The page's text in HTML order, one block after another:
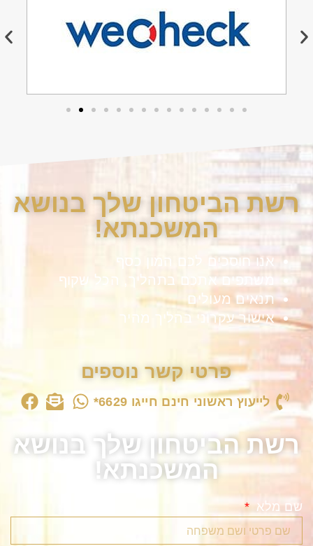
רשת הביטחון שלך בנושא
המשכנתא!
אנו חוסכים לכם המון כסף
משתפים אתכם בתהליך, הכל שקוף
תנאים מעולים
אישור עקרוני בהליך מהיר
פרטי קשר נוספים
לייעוץ ראשוני חינם חייגו 6629*
רשת הביטחון שלך בנושא
המשכנתא!
שם מלא